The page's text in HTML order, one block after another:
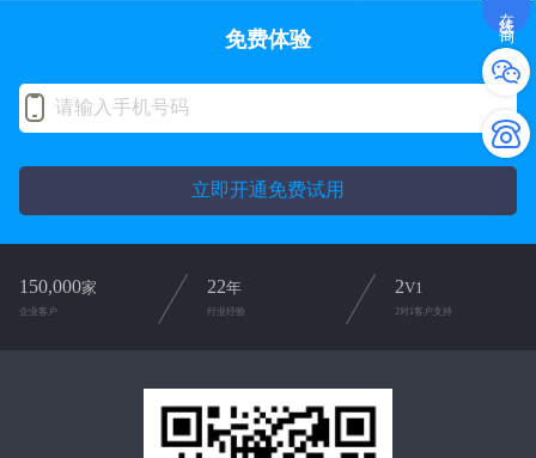
在线咨询
免费体验
立即开通免费试用
150,000家
企业客户
22年
行业经验
2V1
2对1客户支持